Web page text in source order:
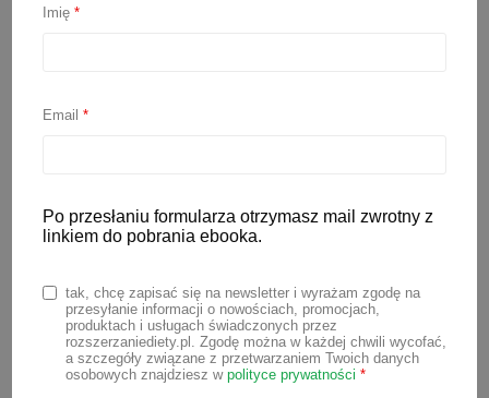
Najlepsze krzesełko do
jest jednym z kluczowych elementów
dziecięcej wyprawki. Powinno być nie
wygodne, łatwe do utrzymania w
czystości i dopasowane do potrzeb
zarówno dziecka, jak i rodziców. W
Imię*
Email*
Po przesłaniu formularza otrzymasz mail zwrotny z
linkiem do pobrania ebooka.
tak, chcę zapisać się na newsletter i wyrażam zgodę na
przesyłanie informacji o nowościach, promocjach,
produktach i usługach świadczonych przez
rozszerzaniediety.pl. Zgodę można w każdej chwili wycofać,
a szczegóły związane z przetwarzaniem Twoich danych
osobowych znajdziesz w polityce prywatności *